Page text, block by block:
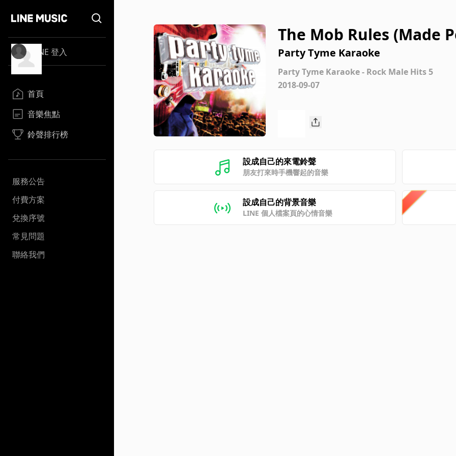
LINE 登入
首頁
音樂焦點
鈴聲排行榜
服務公告
付費方案
兌換序號
常見問題
聯絡我們
The Mob Rules (Made
h) [Karaoke Version]
Party Tyme Karaoke
Party Tyme Karaoke - Rock Male Hits 5
2018-09-07
設成自己的來電鈴聲
朋友打來時手機響起的音樂
設成自己的背景音樂
LINE 個人檔案頁的心情音樂